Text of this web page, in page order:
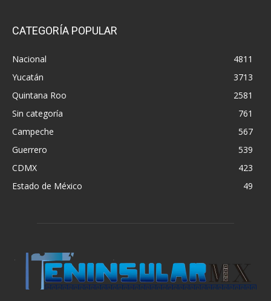
CATEGORÍA POPULAR
Nacional
4811
Yucatán
3713
Quintana Roo
2581
Sin categoría
761
Campeche
567
Guerrero
539
CDMX
423
Estado de México
49